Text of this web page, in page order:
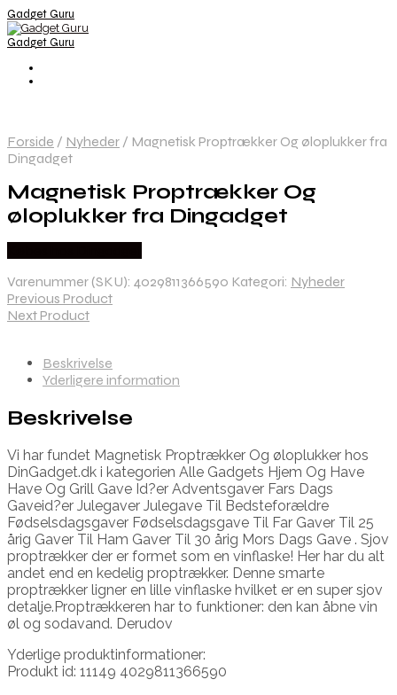
Gadget Guru
Gadget Guru
Forside / Nyheder / Magnetisk Proptrækker Og øloplukker fra
Dingadget
Magnetisk Proptrækker Og
øloplukker fra Dingadget
Varenummer (SKU): 4029811366590 Kategori: Nyheder
Previous Product
Next Product
Beskrivelse
Yderligere information
Beskrivelse
Vi har fundet Magnetisk Proptrækker Og øloplukker hos
DinGadget.dk i kategorien Alle Gadgets Hjem Og Have
Have Og Grill Gave Id?er Adventsgaver Fars Dags
Gaveid?er Julegaver Julegave Til Bedsteforældre
Fødselsdagsgaver Fødselsdagsgave Til Far Gaver Til 25
årig Gaver Til Ham Gaver Til 30 årig Mors Dags Gave . Sjov
proptrækker der er formet som en vinflaske! Her har du alt
andet end en kedelig proptrækker. Denne smarte
proptrækker ligner en lille vinflaske hvilket er en super sjov
detalje.Proptrækkeren har to funktioner: den kan åbne vin
øl og sodavand. Derudov
Yderlige produktinformationer:
Produkt id: 11149 4029811366590